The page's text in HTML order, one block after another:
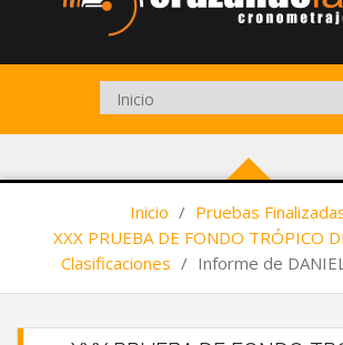
Inicio / Pruebas
XXX PRUEBA DE FONDO TRÓPICO
Clasificaciones / Informe de